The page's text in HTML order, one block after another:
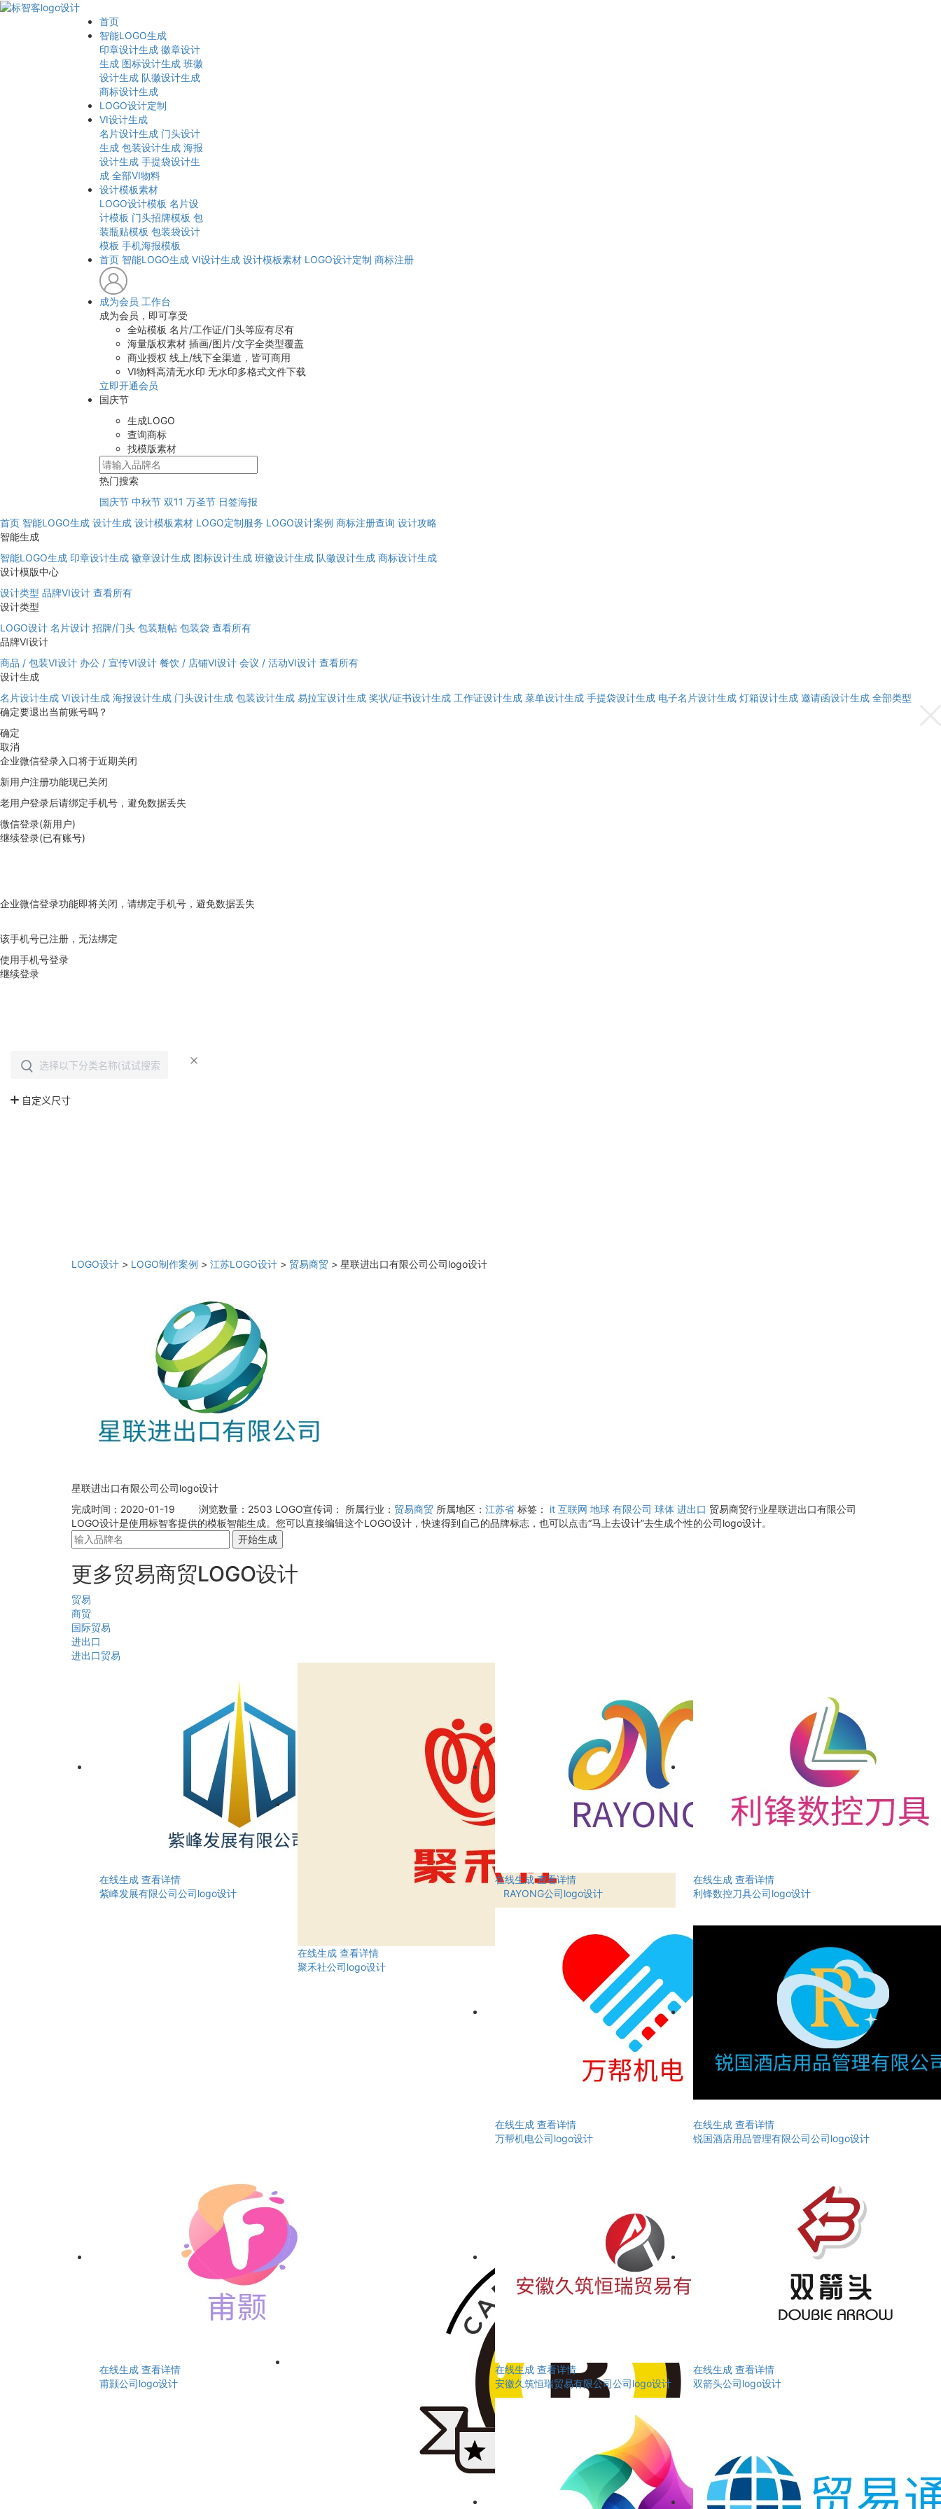
首页
智能LOGO生成
印章设计生成 徽章设计
生成 图标设计生成 班徽
设计生成 队徽设计生成
商标设计生成
LOGO设计定制
VI设计生成
名片设计生成 门头设计
生成 包装设计生成 海报
设计生成 手提袋设计生
成 全部VI物料
设计模板素材
LOGO设计模板 名片设
计模板 门头招牌模板 包
装瓶贴模板 包装袋设计
模板 手机海报模板
首页 智能LOGO生成 VI设计生成 设计模板素材 LOGO设计定制 商标注册
成为会员 工作台
成为会员，即可享受
全站模板 名片/工作证/门头等应有尽有
海量版权素材 插画/图片/文字全类型覆盖
商业授权 线上/线下全渠道，皆可商用
VI物料高清无水印 无水印多格式文件下载
立即开通会员
国庆节
生成LOGO
查询商标
找模版素材
热门搜索
国庆节 中秋节 双11 万圣节 日签海报
首页 智能LOGO生成 设计生成 设计模板素材 LOGO定制服务 LOGO设计案例 商标注册查询 设计攻略
智能生成
智能LOGO生成 印章设计生成 徽章设计生成 图标设计生成 班徽设计生成 队徽设计生成 商标设计生成
设计模版中心
设计类型 品牌VI设计 查看所有
设计类型
LOGO设计 名片设计 招牌/门头 包装瓶帖 包装袋 查看所有
品牌VI设计
商品 / 包装VI设计 办公 / 宣传VI设计 餐饮 / 店铺VI设计 会议 / 活动VI设计 查看所有
设计生成
名片设计生成 VI设计生成 海报设计生成 门头设计生成 包装设计生成 易拉宝设计生成 奖状/证书设计生成 工作证设计生成 菜单设计生成 手提袋设计生成 电子名片设计生成 灯箱设计生成 邀请函设计生成 全部类型
确定要退出当前账号吗？
确定
取消
企业微信登录入口将于近期关闭
新用户注册功能现已关闭
老用户登录后请绑定手机号，避免数据丢失
微信登录(新用户)
继续登录(已有账号)
企业微信登录功能即将关闭，请绑定手机号，避免数据丢失
该手机号已注册，无法绑定
使用手机号登录
继续登录
LOGO设计 > LOGO制作案例 > 江苏LOGO设计 > 贸易商贸 > 星联进出口有限公司公司logo设计
星联进出口有限公司公司logo设计
完成时间：2020-01-19
浏览数量：2503 LOGO宣传词： 所属行业： 贸易商贸 所属地区： 江苏省 标签： it 互联网 地球 有限公司 球体 进出口 贸易商贸行业星联进出口有限公司
LOGO设计是使用标智客提供的模板智能生成。您可以直接编辑这个LOGO设计，快速得到自己的品牌标志，也可以点击“马上去设计”去生成个性的公司logo设计。
开始生成
更多贸易商贸LOGO设计
贸易
商贸
国际贸易
进出口
进出口贸易
在线生成 查看详情
紫峰发展有限公司公司logo设计
在线生成 查看详情
聚禾社公司logo设计
在线生成 查看详情
RAYONG公司logo设计
在线生成 查看详情
利锋数控刀具公司logo设计
在线生成 查看详情
万帮机电公司logo设计
在线生成 查看详情
锐国酒店用品管理有限公司公司logo设计
在线生成 查看详情
甫颢公司logo设计
在线生成 查看详情
安徽久筑恒瑞贸易有限公司公司logo设计
在线生成 查看详情
双箭头公司logo设计